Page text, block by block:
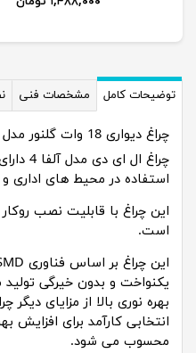
توضیحات کامل مشخصات فنی
چراغ دیواری 18 وات گلنور مدل آلفا 4
چراغ
استفاده در محیط های
این چراغ با قابلیت نصب
است.
یکنواخت و بدون خیرگی
انتخابی کارآمد برای
محسوب می شود.